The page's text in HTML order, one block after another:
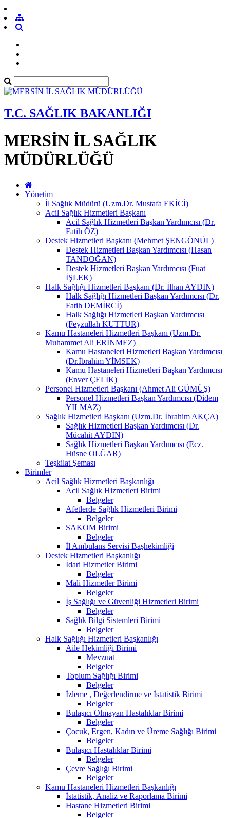
T.C. SAĞLIK BAKANLIĞI
MERSİN İL SAĞLIK
MÜDÜRLÜĞÜ
Yönetim
İl Sağlık Müdürü (Uzm.Dr. Mustafa EKİCİ)
Acil Sağlık Hizmetleri Başkanı
Acil Sağlık Hizmetleri Başkan Yardımcısı (Dr.
Fatih ÖZ)
Destek Hizmetleri Başkanı (Mehmet ŞENGÖNÜL)
Destek Hizmetleri Başkan Yardımcısı (Hasan
TANDOĞAN)
Destek Hizmetleri Başkan Yardımcısı (Fuat
İŞLEK)
Halk Sağlığı Hizmetleri Başkanı (Dr. İlhan AYDIN)
Halk Sağlığı Hizmetleri Başkan Yardımcısı (Dr.
Fatih DEMİRCİ)
Halk Sağlığı Hizmetleri Başkan Yardımcısı
(Feyzullah KUTTUR)
Kamu Hastaneleri Hizmetleri Başkanı (Uzm.Dr.
Muhammet Ali ERİNMEZ)
Kamu Hastaneleri Hizmetleri Başkan Yardımcısı
(Dr.İbrahim YİMSEK)
Kamu Hastaneleri Hizmetleri Başkan Yardımcısı
(Enver ÇELİK)
Personel Hizmetleri Başkanı (Ahmet Ali GÜMÜŞ)
Personel Hizmetleri Başkan Yardımcısı (Didem
YILMAZ)
Sağlık Hizmetleri Başkanı (Uzm.Dr. İbrahim AKÇA)
Sağlık Hizmetleri Başkan Yardımcısı (Dr.
Mücahit AYDIN)
Sağlık Hizmetleri Başkan Yardımcısı (Ecz.
Hüsne OLĞAR)
Teşkilat Şeması
Birimler
Acil Sağlık Hizmetleri Başkanlığı
Acil Sağlık Hizmetleri Birimi
Belgeler
Afetlerde Sağlık Hizmetleri Birimi
Belgeler
SAKOM Birimi
Belgeler
İl Ambulans Servisi Başhekimliği
Destek Hizmetleri Başkanlığı
İdari Hizmetler Birimi
Belgeler
Mali Hizmetler Birimi
Belgeler
İş Sağlığı ve Güvenliği Hizmetleri Birimi
Belgeler
Sağlık Bilgi Sistemleri Birimi
Belgeler
Halk Sağlığı Hizmetleri Başkanlığı
Aile Hekimliği Birimi
Mevzuat
Belgeler
Toplum Sağlığı Birimi
Belgeler
İzleme , Değerlendirme ve İstatistik Birimi
Belgeler
Bulaşıcı Olmayan Hastalıklar Birimi
Belgeler
Çocuk, Ergen, Kadın ve Üreme Sağlığı Birimi
Belgeler
Bulaşıcı Hastalıklar Birimi
Belgeler
Çevre Sağlığı Birimi
Belgeler
Kamu Hastaneleri Hizmetleri Başkanlığı
İstatistik, Analiz ve Raporlama Birimi
Hastane Hizmetleri Birimi
Belgeler